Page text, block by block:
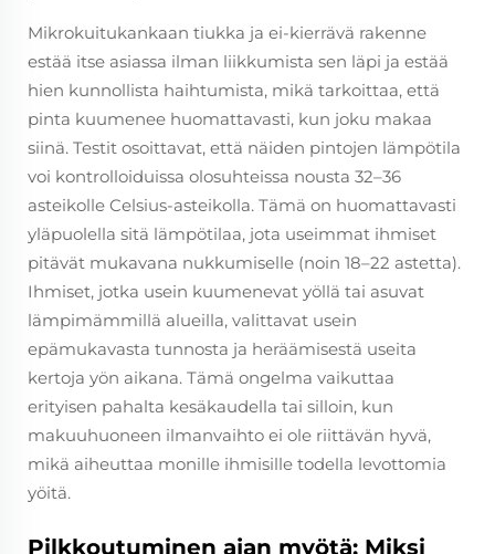
Mikrokuitukankaan tiukka ja ei-kierrävä rakenne
estää itse asiassa ilman liikkumista sen läpi ja estää
hien kunnollista haihtumista, mikä tarkoittaa, että
pinta kuumenee huomattavasti, kun joku makaa
siinä. Testit osoittavat, että näiden pintojen lämpötila
voi kontrolloiduissa olosuhteissa nousta 32–36
asteikolle Celsius-asteikolla. Tämä on huomattavasti
yläpuolella sitä lämpötilaa, jota useimmat ihmiset
pitävät mukavana nukkumiselle (noin 18–22 astetta).
Ihmiset, jotka usein kuumenevat yöllä tai asuvat
lämpimämmillä alueilla, valittavat usein
epämukavasta tunnosta ja heräämisestä useita
kertoja yön aikana. Tämä ongelma vaikuttaa
erityisen pahalta kesäkaudella tai silloin, kun
makuuhuoneen ilmanvaihto ei ole riittävän hyvä,
mikä aiheuttaa monille ihmisille todella levottomia
yöitä.
Pilkkoutuminen ajan myötä: Miksi